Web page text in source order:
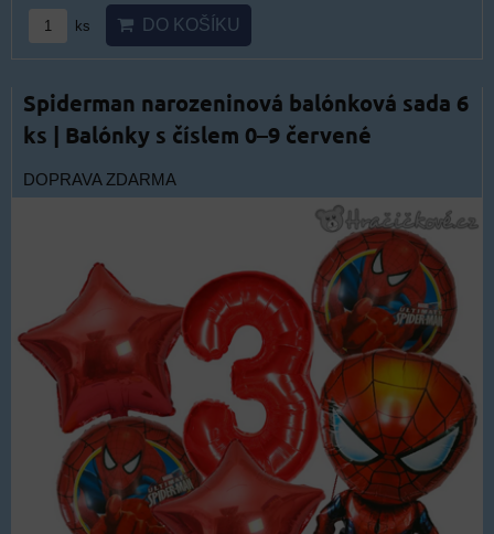
ks DO KOŠÍKU
Spiderman narozeninová balónková sada 6
ks | Balónky s číslem 0–9 červené
DOPRAVA ZDARMA